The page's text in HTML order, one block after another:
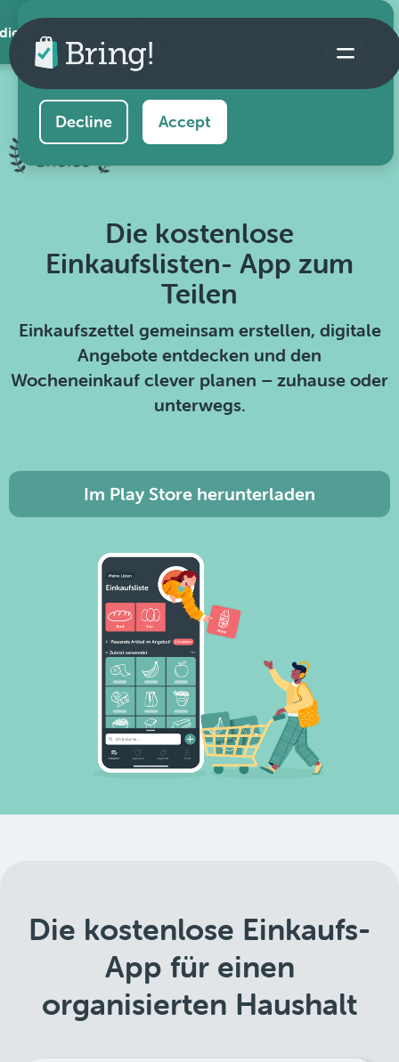
AppThis website uses cookies to ensure you get the
best experience on our website.
Decline Accept
Die kostenlose
Einkaufslisten- App zum
Teilen
Einkaufszettel gemeinsam erstellen, digitale
Angebote entdecken und den
Wocheneinkauf clever planen – zuhause oder
unterwegs.
Im Play Store herunterladen
Die kostenlose Einkaufs-
App für einen
organisierten Haushalt